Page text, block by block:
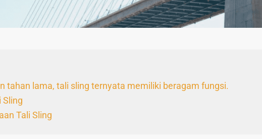
tahan lama, tali sling ternyata memiliki beragam fungsi.
Sling
Tali Sling